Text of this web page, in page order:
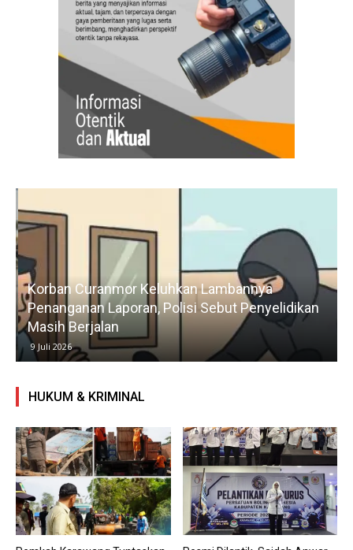
Korban Curanmor Keluhkan Lambannya
Penanganan Laporan, Polisi Sebut Penyelidikan
Masih Berjalan
9 Juli 2026
HUKUM & KRIMINAL